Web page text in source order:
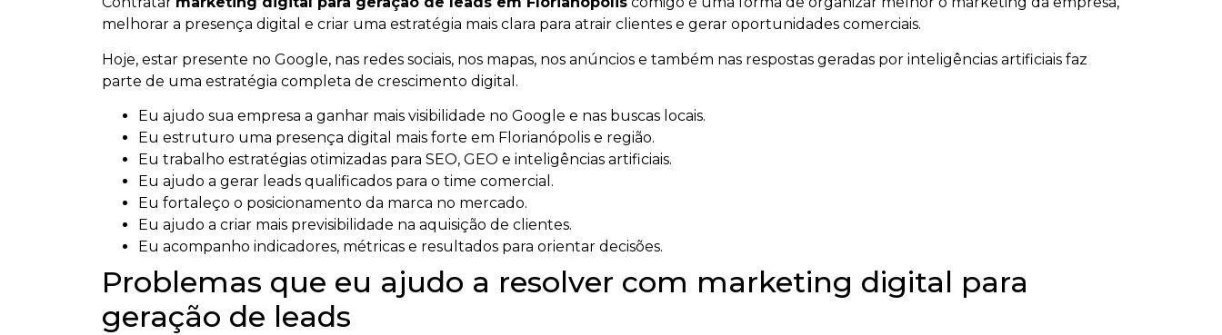
melhorar a presença digital e criar uma estratégia mais clara para atrair clientes e gerar oportunidades comerciais.
Hoje, estar presente no Google, nas redes sociais, nos mapas, nos anúncios e também nas respostas geradas por inteligências artificiais faz
parte de uma estratégia completa de crescimento digital.
Eu ajudo sua empresa a ganhar mais visibilidade no Google e nas buscas locais.
Eu estruturo uma presença digital mais forte em Florianópolis e região.
Eu trabalho estratégias otimizadas para SEO, GEO e inteligências artificiais.
Eu ajudo a gerar leads qualificados para o time comercial.
Eu fortaleço o posicionamento da marca no mercado.
Eu ajudo a criar mais previsibilidade na aquisição de clientes.
Eu acompanho indicadores, métricas e resultados para orientar decisões.
Problemas que eu ajudo a resolver com marketing digital para
geração de leads